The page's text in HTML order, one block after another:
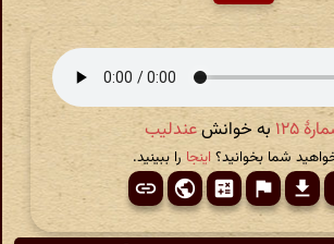
۱۲۵ به خوانشعندلیب
شما بخوانید؟اینجا را ببینید.